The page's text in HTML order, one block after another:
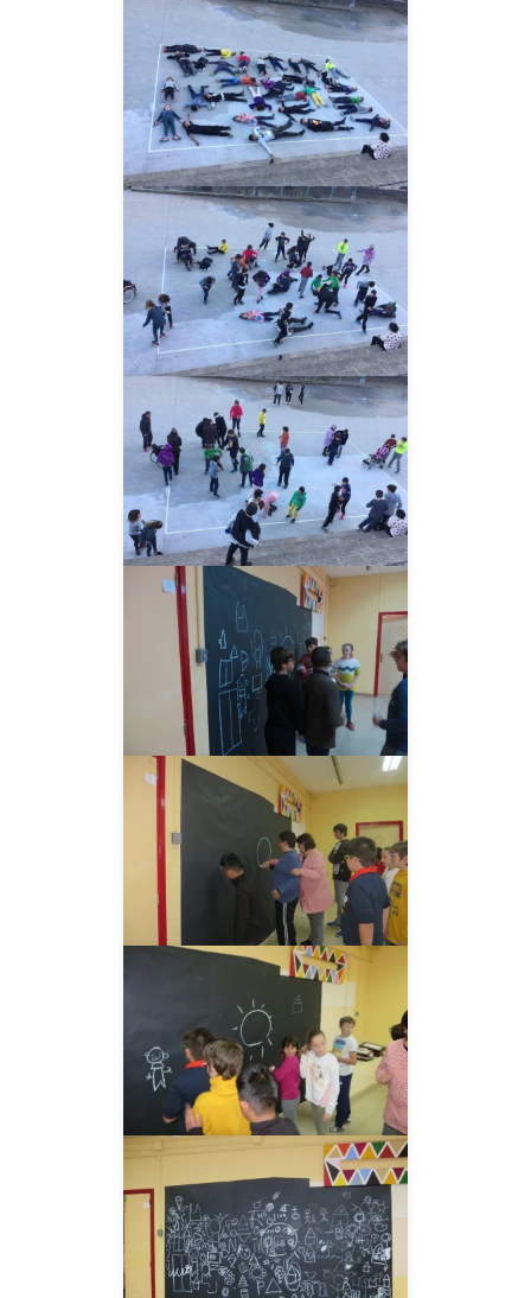
__AMPLIAR__
__AMPLIAR__
__AMPLIAR__
__AMPLIAR__
__AMPLIAR__
__AMPLIAR__
__AMPLIAR__